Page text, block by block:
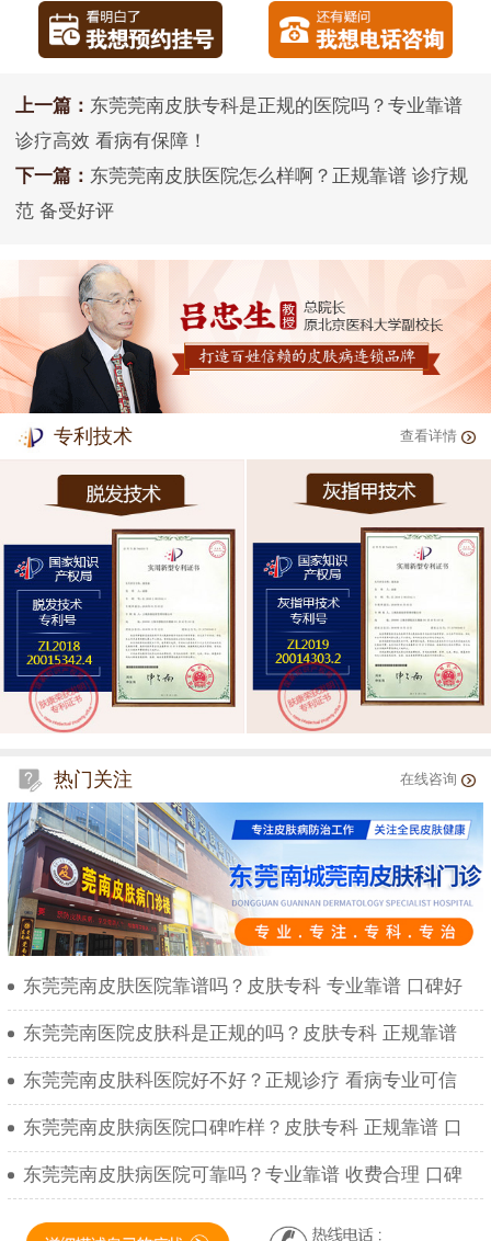
上一篇： 东莞莞南皮肤专科是正规的医院吗？专业靠谱
诊疗高效 看病有保障！
下一篇： 东莞莞南皮肤医院怎么样啊？正规靠谱 诊疗规
范 备受好评
专利技术 查看详情
热门关注 在线咨询
东莞莞南皮肤医院靠谱吗？皮肤专科 专业靠谱 口碑好
东莞莞南医院皮肤科是正规的吗？皮肤专科 正规靠谱
东莞莞南皮肤科医院好不好？正规诊疗 看病专业可信
东莞莞南皮肤病医院口碑咋样？皮肤专科 正规靠谱 口
东莞莞南皮肤病医院可靠吗？专业靠谱 收费合理 口碑